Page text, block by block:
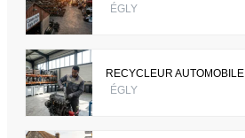
ÉGLY
RECYCLEUR AUTOMOBILE
ÉGLY